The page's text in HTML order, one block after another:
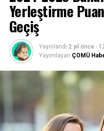
Facebook
Email
İLIŞKILI BAŞLIKLAR:
BIR SONRAKI
‘Seksenler’ Dizisi
Futsal Kız – Erkek Grup
Yerleştirme
Geçiş
Yayınlandı 2 yıl önce -
Yayımlayan ÇOMÜ